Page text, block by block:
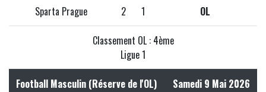
Sparta Prague 2 1 OL
Classement OL : 4ème
Ligue 1
Football Masculin (Réserve de l'OL) Samedi 9 Mai 2026